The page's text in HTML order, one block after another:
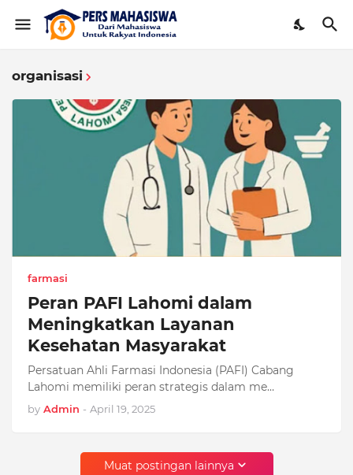
organisasi
farmasi
Peran PAFI Lahomi dalam
Meningkatkan Layanan
Kesehatan Masyarakat
Persatuan Ahli Farmasi Indonesia (PAFI) Cabang
Lahomi memiliki peran strategis dalam me…
by Admin - April 19, 2025
Muat postingan lainnya